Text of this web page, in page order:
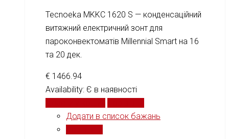
Tecnoeka MKKC 1620 S — конденсаційний
витяжний електричний зонт для
пароконвектоматів Millennial Smart на 16
та 20 дек.
€ 1466.94
Availability: Є в наявності
Додати в список бажань